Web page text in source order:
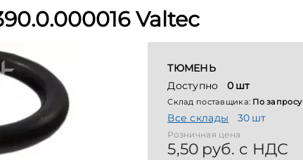
Valtec
ТЮМЕНЬ
Доступно0 шт
Склад поставщика: По запросу
Все склады 30 шт
Розничная цена
5,50 руб. с НДС